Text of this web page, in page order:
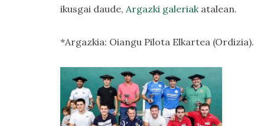
ikusgai daude, Argazki galeriakatalean.
*Argazkia: Oiangu Pilota Elkartea (Ordizia).